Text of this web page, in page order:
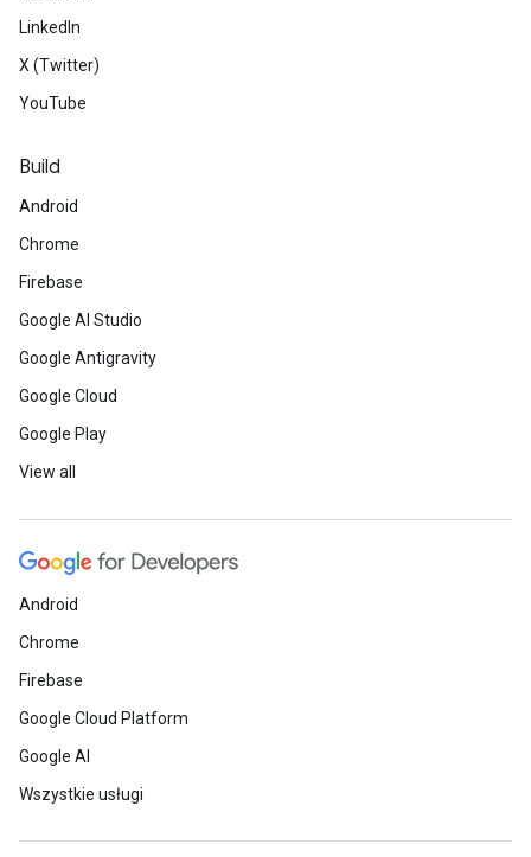
LinkedIn
X (Twitter)
YouTube
Build
Android
Chrome
Firebase
Google AI Studio
Google Antigravity
Google Cloud
Google Play
View all
Android
Chrome
Firebase
Google Cloud Platform
Google AI
Wszystkie usługi